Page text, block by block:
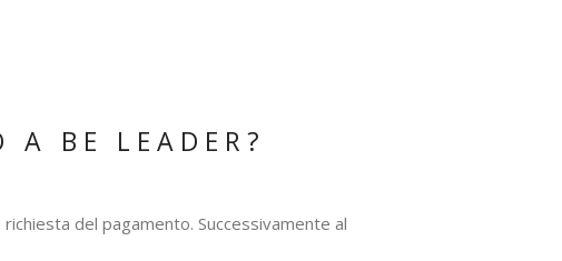
A BE LEADER?
del pagamento. Successivamente al